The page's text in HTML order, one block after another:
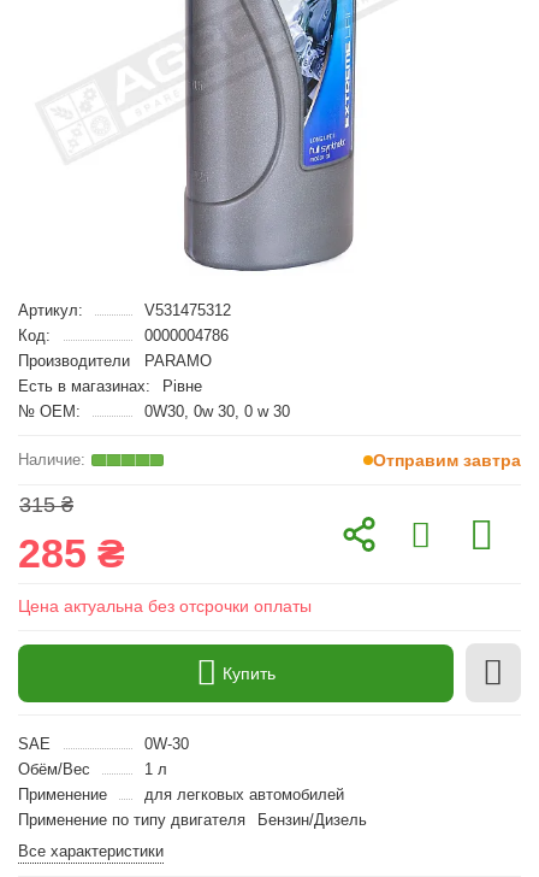
Артикул:
V531475312
Код:
0000004786
Производители
PARAMO
Есть в магазинах:
Рівне
№ OEM:
0W30, 0w 30, 0 w 30
Отправим завтра
315 ₴
285 ₴
Цена актуальна без отсрочки оплаты
Купить
SAE
0W-30
Обём/Вес
1 л
Применение
для легковых автомобилей
Применение по типу двигателя
Бензин/Дизель
Все характеристики